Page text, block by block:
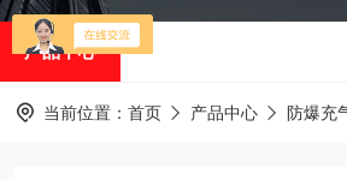
产品中心
当前位置： 首页 产品中心 防爆充